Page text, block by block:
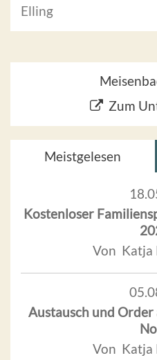
Elling
Zum
Meistgelesen
Kostenloser
Von Katja
Austausch und
Von Katja